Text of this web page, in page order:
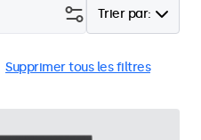
Trier par:
Supprimer tous les filtres